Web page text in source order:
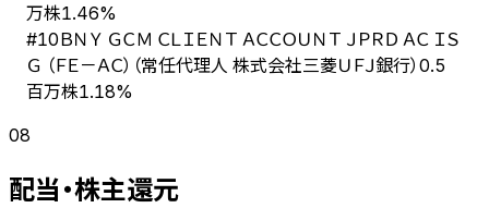
万株1.46%
#10ＢＮＹ ＧＣＭ ＣＬＩＥＮＴ ＡＣＣＯＵＮＴ ＪＰＲＤ ＡＣ ＩＳ
Ｇ （ＦＥ－ＡＣ）（常任代理人 株式会社三菱ＵＦＪ銀行） 0.5
百万株1.18%
08
配当・株主還元